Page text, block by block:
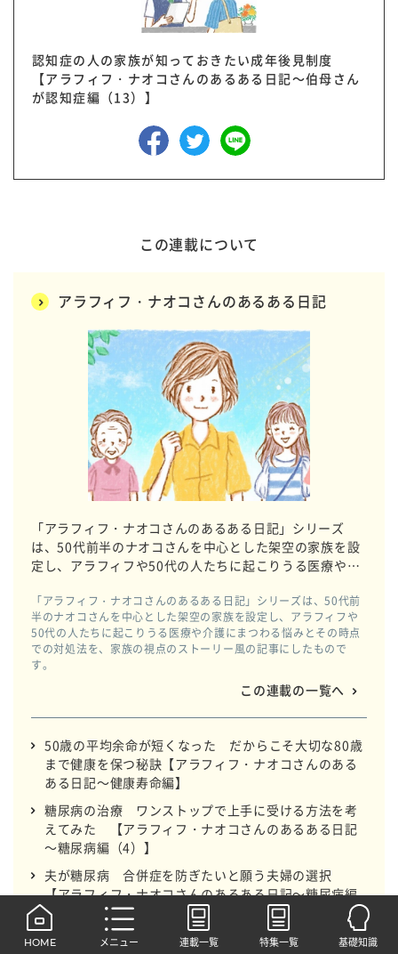
HOME メニュー 連載一覧 特集一覧 基礎知識
認知症の人の家族が知っておきたい成年後見制度
【アラフィフ・ナオコさんのあるある日記～伯母さん
が認知症編（13）】
この連載について
アラフィフ・ナオコさんのあるある日記
「アラフィフ・ナオコさんのあるある日記」シリーズ
は、50代前半のナオコさんを中心とした架空の家族を設
定し、アラフィフや50代の人たちに起こりうる医療や介
のストーリー風の記事にしたものです。
「アラフィフ・ナオコさんのあるある日記」シリーズは、50代前
半のナオコさんを中心とした架空の家族を設定し、アラフィフや
50代の人たちに起こりうる医療や介護にまつわる悩みとその時点
での対処法を、家族の視点のストーリー風の記事にしたもので
す。
この連載の一覧へ
50歳の平均余命が短くなった だからこそ大切な80歳
まで健康を保つ秘訣【アラフィフ・ナオコさんのある
ある日記～健康寿命編】
糖尿病の治療 ワンストップで上手に受ける方法を考
えてみた 【アラフィフ・ナオコさんのあるある日記
～糖尿病編（4）】
夫が糖尿病 合併症を防ぎたいと願う夫婦の選択
【アラフィフ・ナオコさんのあるある日記～糖尿病編
（3）】